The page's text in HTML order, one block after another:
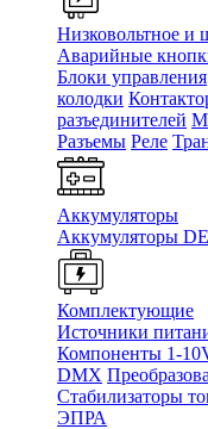
Низковольтное и
Аварийные
Блоки управления
колодки
разъединителей
Разъемы Реле
Аккумуляторы
Аккумуляторы
Комплектующие
Источники
Компоненты 1-
DMX
Стабилизаторы
ЭПРА